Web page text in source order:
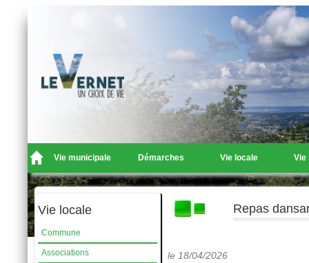
Vie municipale Démarches Vie locale Vie
Vie locale
Commune
Associations
Repas
le 18/04/2026